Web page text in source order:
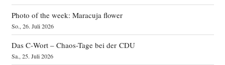
Photo of the week: Maracuja flower
So., 26. Juli 2026
Das C‑Wort – Chaos-Tage bei der CDU
Sa., 25. Juli 2026